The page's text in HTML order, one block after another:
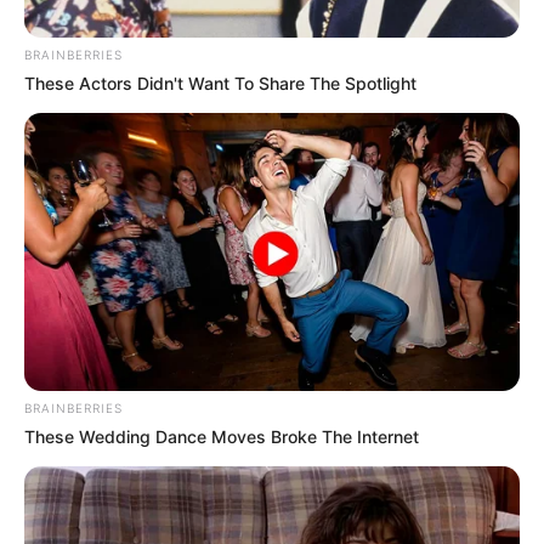
Cortesía. Policía Nacional
Policía Nacional
Por:Martín Manuel Díaz Rubio
Julio 22, 2025
COMPARTIR
BRAINBERRIES
These Actors Didn't Want To Share The Spotlight
BRAINBERRIES
These Wedding Dance Moves Broke The Internet